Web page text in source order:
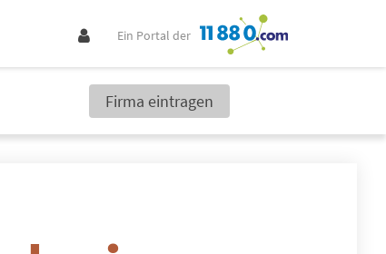
Ein Portal der
Firma eintragen